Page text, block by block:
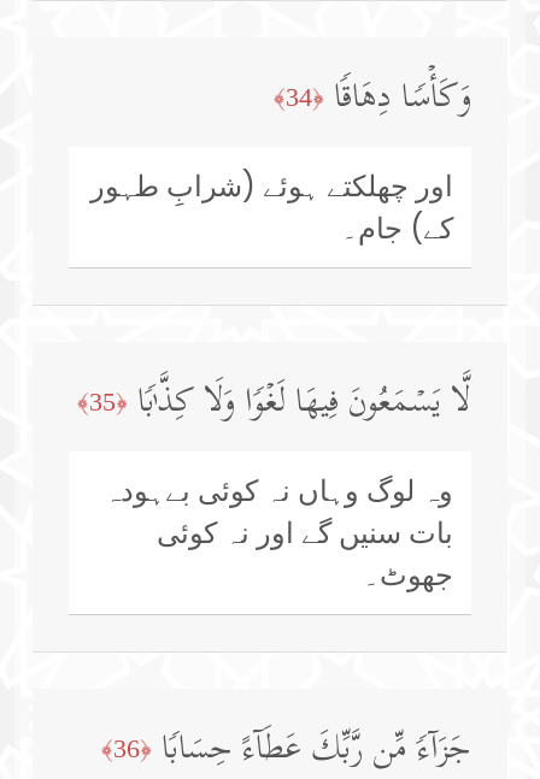
وَكَأۡسࣰا دِهَاقࣰا ﴿34﴾
اور چھلکتے ہوئے (شرابِ طہور
کے) جام۔
لَّا یَسۡمَعُونَ فِیهَا لَغۡوࣰا وَلَا كِذَّ ٰ⁠بࣰا ﴿35﴾
وہ لوگ وہاں نہ کوئی بےہودہ
بات سنیں گے اور نہ کوئی
جھوٹ۔
جَزَاۤءࣰ مِّن رَّبِّكَ عَطَاۤءً حِسَابࣰا ﴿36﴾